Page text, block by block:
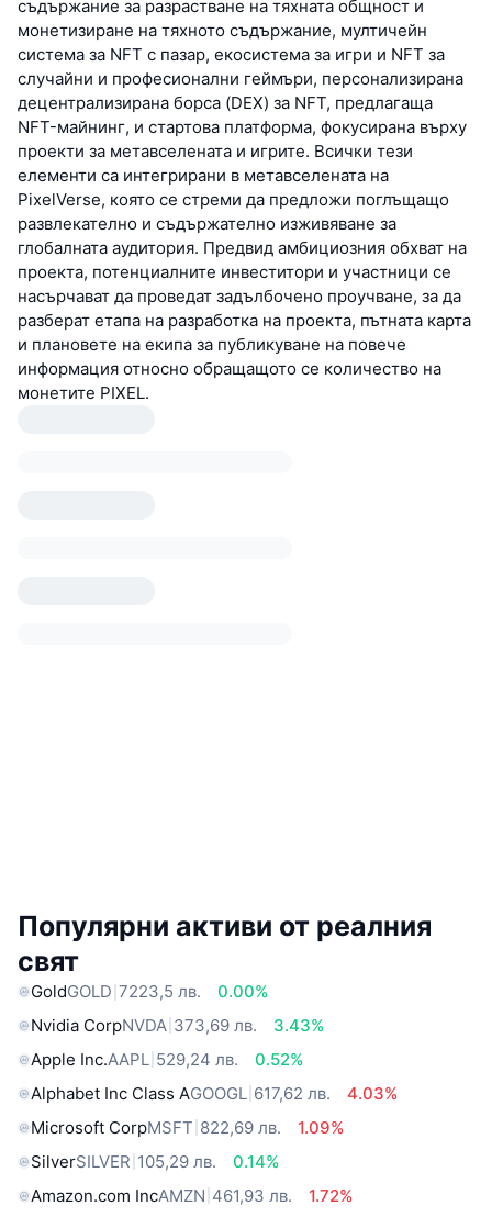
съдържание за разрастване на тяхната общност и
монетизиране на тяхното съдържание, мултичейн
система за NFT с пазар, екосистема за игри и NFT за
случайни и професионални геймъри, персонализирана
децентрализирана борса (DEX) за NFT, предлагаща
NFT-майнинг, и стартова платформа, фокусирана върху
проекти за метавселената и игрите. Всички тези
елементи са интегрирани в метавселената на
PixelVerse, която се стреми да предложи поглъщащо
развлекателно и съдържателно изживяване за
глобалната аудитория. Предвид амбициозния обхват на
проекта, потенциалните инвеститори и участници се
насърчават да проведат задълбочено проучване, за да
разберат етапа на разработка на проекта, пътната карта
и плановете на екипа за публикуване на повече
информация относно обращащото се количество на
монетите PIXEL.
Популярни активи от реалния
свят
GoldGOLD 7223,5 лв.
0.00%
Nvidia CorpNVDA 373,69 лв.
3.43%
Apple Inc.AAPL 529,24 лв.
0.52%
Alphabet Inc Class AGOOGL 617,62 лв.
4.03%
Microsoft CorpMSFT 822,69 лв.
1.09%
SilverSILVER 105,29 лв.
0.14%
Amazon.com IncAMZN 461,93 лв.
1.72%